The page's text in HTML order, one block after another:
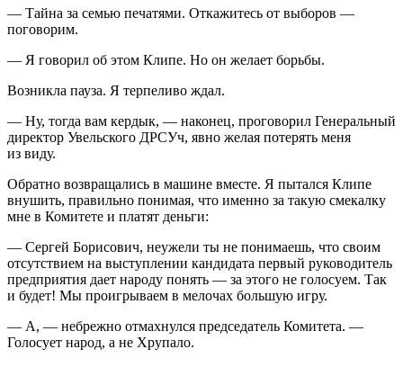
— Тайна за семью печатями. Откажитесь от выборов —
поговорим.
— Я говорил об этом Клипе. Но он желает борьбы.
Возникла пауза. Я терпеливо ждал.
— Ну, тогда вам кердык, — наконец, проговорил Генеральный
директор Увельского ДРСУч, явно желая потерять меня
из виду.
Обратно возвращались в машине вместе. Я пытался Клипе
внушить, правильно понимая, что именно за такую смекалку
мне в Комитете и платят деньги:
— Сергей Борисович, неужели ты не понимаешь, что своим
отсутствием на выступлении кандидата первый руководитель
предприятия дает народу понять — за этого не голосуем. Так
и будет! Мы проигрываем в мелочах большую игру.
— А, — небрежно отмахнулся председатель Комитета. —
Голосует народ, а не Хрупало.